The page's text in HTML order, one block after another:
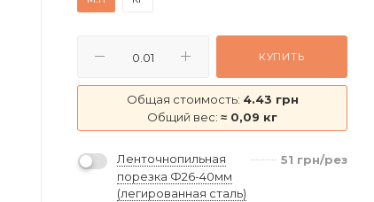
КУПИТЬ
Общая стоимость: 4.43 грн
Общий вес: ≈ 0,09 кг
Ленточнопильная
порезка Ф26-40мм
(легированная сталь)
51 грн/рез